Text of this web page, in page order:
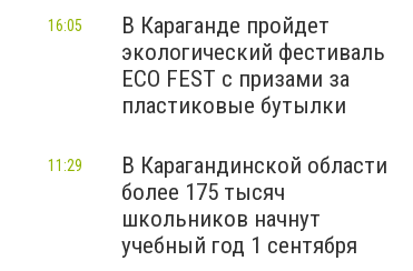
В Караганде пройдет
экологический фестиваль
ECO FEST с призами за
пластиковые бутылки
16:05
В Карагандинской области
более 175 тысяч
школьников начнут
учебный год 1 сентября
11:29